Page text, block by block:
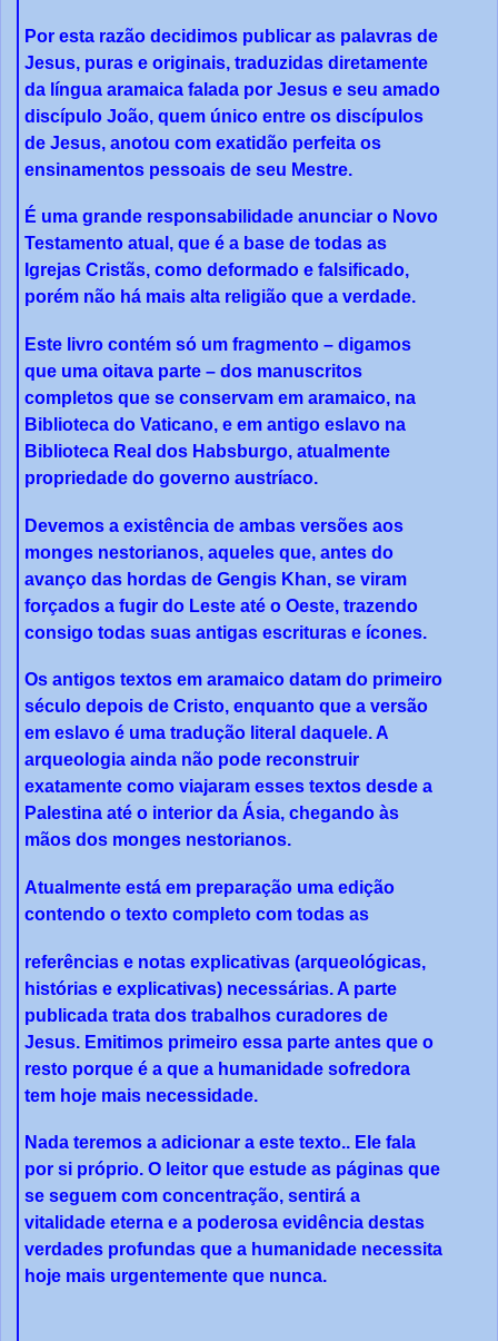
Por esta razão decidimos publicar as palavras de
Jesus, puras e originais, traduzidas diretamente
da língua aramaica falada por Jesus e seu amado
discípulo João, quem único entre os discípulos
de Jesus, anotou com exatidão perfeita os
ensinamentos pessoais de seu Mestre.
É uma grande responsabilidade anunciar o Novo
Testamento atual, que é a base de todas as
Igrejas Cristãs, como deformado e falsificado,
porém não há mais alta religião que a verdade.
Este livro contém só um fragmento – digamos
que uma oitava parte – dos manuscritos
completos que se conservam em aramaico, na
Biblioteca do Vaticano, e em antigo eslavo na
Biblioteca Real dos Habsburgo, atualmente
propriedade do governo austríaco.
Devemos a existência de ambas versões aos
monges nestorianos, aqueles que, antes do
avanço das hordas de Gengis Khan, se viram
forçados a fugir do Leste até o Oeste, trazendo
consigo todas suas antigas escrituras e ícones.
Os antigos textos em aramaico datam do primeiro
século depois de Cristo, enquanto que a versão
em eslavo é uma tradução literal daquele. A
arqueologia ainda não pode reconstruir
exatamente como viajaram esses textos desde a
Palestina até o interior da Ásia, chegando às
mãos dos monges nestorianos.
Atualmente está em preparação uma edição
contendo o texto completo com todas as
referências e notas explicativas (arqueológicas,
histórias e explicativas) necessárias. A parte
publicada trata dos trabalhos curadores de
Jesus. Emitimos primeiro essa parte antes que o
resto porque é a que a humanidade sofredora
tem hoje mais necessidade.
Nada teremos a adicionar a este texto.. Ele fala
por si próprio. O leitor que estude as páginas que
se seguem com concentração, sentirá a
vitalidade eterna e a poderosa evidência destas
verdades profundas que a humanidade necessita
hoje mais urgentemente que nunca.